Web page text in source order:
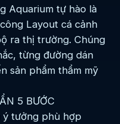
Aquarium tự hào là
Layout cá cảnh
ra thị trường. Chúng
từng đường dán
sản phẩm thẩm mỹ
5 BƯỚC
ý tưởng phù hợp